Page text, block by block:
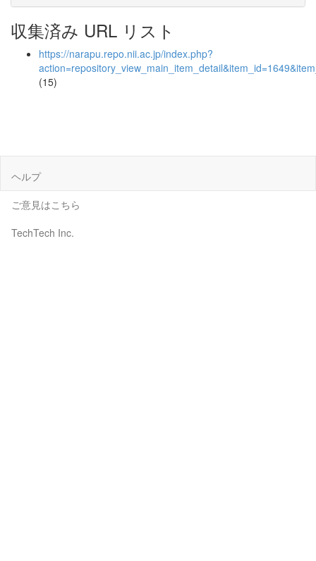
収集済み URL リスト
https://narapu.repo.nii.ac.jp/index.php?
(15)
ヘルプ
ご意見はこちら
TechTech Inc.